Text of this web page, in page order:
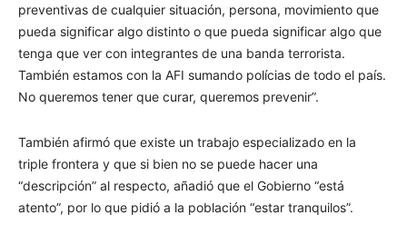
preventivas de cualquier situación, persona, movimiento que
pueda significar algo distinto o que pueda significar algo que
tenga que ver con integrantes de una banda terrorista.
También estamos con la AFI sumando polícias de todo el país.
No queremos tener que curar, queremos prevenir”.
También afirmó que existe un trabajo especializado en la
triple frontera y que si bien no se puede hacer una
“descripción” al respecto, añadió que el Gobierno “está
atento”, por lo que pidió a la población “estar tranquilos”.